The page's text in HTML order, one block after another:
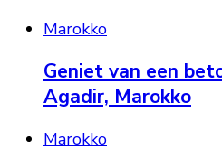
Marokko
Geniet van een
Agadir, Marokko
Marokko